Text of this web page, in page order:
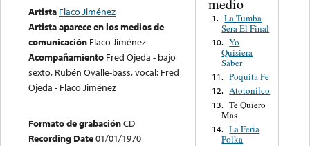
Artista Flaco Jiménez
Artista aparece en los medios de
comunicación Flaco Jiménez
Acompañamiento Fred Ojeda - bajo
sexto, Rubén Ovalle-bass, vocal: Fred
Ojeda - Flaco Jiménez
Formato de grabaciónCD
Recording Date01/01/1970
1. La Tumba
Sera El Final
10. Yo
Quisiera
Saber
11. Poquita Fe
12. Atotonilco
13. Te Quiero
Mas
14. La Feria
Polka